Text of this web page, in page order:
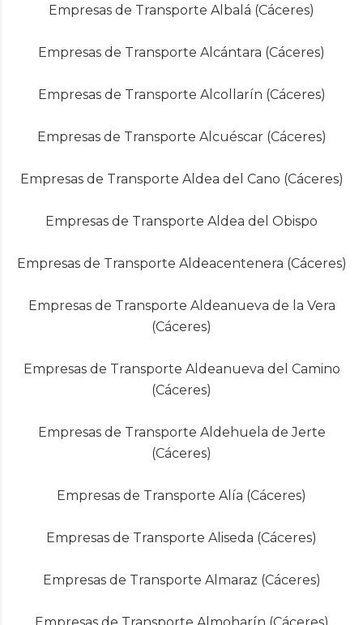
Empresas de Transporte Albalá (Cáceres)
Empresas de Transporte Alcántara (Cáceres)
Empresas de Transporte Alcollarín (Cáceres)
Empresas de Transporte Alcuéscar (Cáceres)
Empresas de Transporte Aldea del Cano (Cáceres)
Empresas de Transporte Aldea del Obispo
Empresas de Transporte Aldeacentenera (Cáceres)
Empresas de Transporte Aldeanueva de la Vera
(Cáceres)
Empresas de Transporte Aldeanueva del Camino
(Cáceres)
Empresas de Transporte Aldehuela de Jerte
(Cáceres)
Empresas de Transporte Alía (Cáceres)
Empresas de Transporte Aliseda (Cáceres)
Empresas de Transporte Almaraz (Cáceres)
Empresas de Transporte Almoharín (Cáceres)